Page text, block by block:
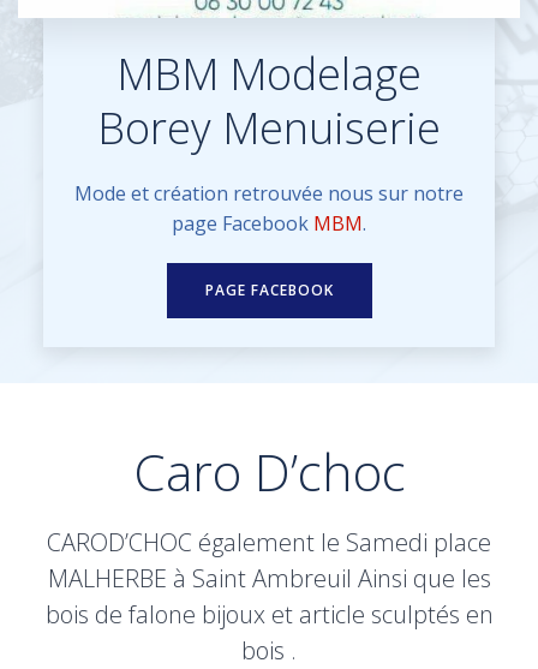
MBM Modelage
Borey Menuiserie
Mode et création retrouvée nous sur notre
page Facebook MBM.
PAGE FACEBOOK
Caro D’choc
CAROD’CHOC également le Samedi place
MALHERBE à Saint Ambreuil Ainsi que les
bois de falone bijoux et article sculptés en
bois .